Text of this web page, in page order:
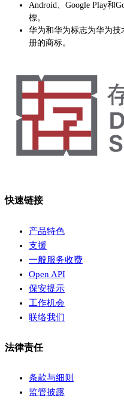
Android、Google Play和
標。
华为和华为标志为华为
册的商标。
快速链接
产品特色
支援
一般服务收费
Open API
保安提示
工作机会
联络我们
法律责任
条款与细则
监管披露